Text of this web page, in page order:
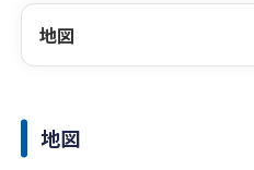
地図
地図